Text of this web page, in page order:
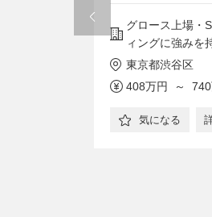
グロース上場・
ィングに強みを
東京都渋谷区
408万円 ～ 740
気になる